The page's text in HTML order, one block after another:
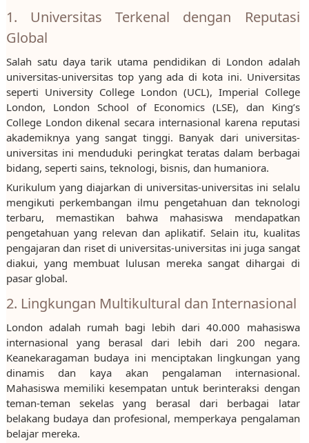
1. Universitas Terkenal dengan Reputasi
Global
Salah satu daya tarik utama pendidikan di London adalah
universitas-universitas top yang ada di kota ini. Universitas
seperti University College London (UCL), Imperial College
London, London School of Economics (LSE), dan King’s
College London dikenal secara internasional karena reputasi
akademiknya yang sangat tinggi. Banyak dari universitas-
universitas ini menduduki peringkat teratas dalam berbagai
bidang, seperti sains, teknologi, bisnis, dan humaniora.
Kurikulum yang diajarkan di universitas-universitas ini selalu
mengikuti perkembangan ilmu pengetahuan dan teknologi
terbaru, memastikan bahwa mahasiswa mendapatkan
pengetahuan yang relevan dan aplikatif. Selain itu, kualitas
pengajaran dan riset di universitas-universitas ini juga sangat
diakui, yang membuat lulusan mereka sangat dihargai di
pasar global.
2. Lingkungan Multikultural dan Internasional
London adalah rumah bagi lebih dari 40.000 mahasiswa
internasional yang berasal dari lebih dari 200 negara.
Keanekaragaman budaya ini menciptakan lingkungan yang
dinamis dan kaya akan pengalaman internasional.
Mahasiswa memiliki kesempatan untuk berinteraksi dengan
teman-teman sekelas yang berasal dari berbagai latar
belakang budaya dan profesional, memperkaya pengalaman
belajar mereka.